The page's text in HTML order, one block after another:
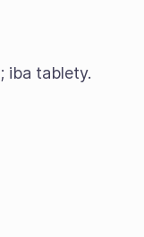
; iba tablety.